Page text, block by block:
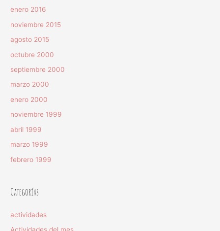
enero 2016
noviembre 2015
agosto 2015
octubre 2000
septiembre 2000
marzo 2000
enero 2000
noviembre 1999
abril 1999
marzo 1999
febrero 1999
Categorías
actividades